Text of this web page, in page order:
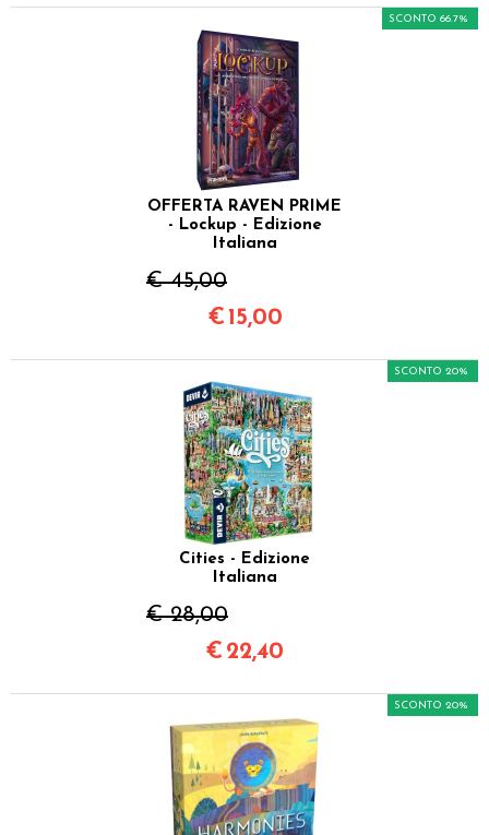
OFFERTA RAVEN PRIME
- Lockup - Edizione
Italiana
€ 45,00
SCONTO 66.7%
€ 15,00
Cities - Edizione
Italiana
€ 28,00
SCONTO 20%
€ 22,40
SCONTO 20%